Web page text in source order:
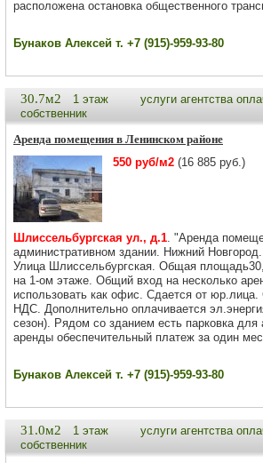
расположена остановка общественного
Бунаков Алексей т. +7 (915)-959-93-80
30.7м2 1 этаж
услуги агентства
собственник
Аренда помещения в Ленинском районе
550 руб/м2 (16 885 руб.)
Шлиссельбургская ул., д.1. "Аренда
административном здании. Нижний
Улица Шлиссельбургская. Общая
на 1-ом этаже. Общий вход на несколько
использовать как офис. Сдается от юр.лица.
НДС. Дополнительно оплачивается
сезон). Рядом со зданием есть парковка для
аренды обеспечительный платеж за один
Бунаков Алексей т. +7 (915)-959-93-80
31.0м2 1 этаж
услуги агентства
собственник